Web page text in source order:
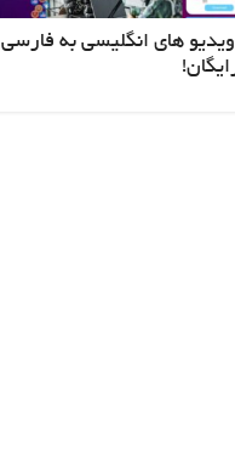
های انگلیسی به فارسی